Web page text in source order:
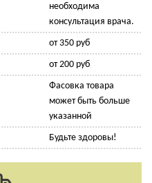
необходима
консультация врача.
от 350 руб
от 200 руб
Фасовка товара
может быть больше
указанной
Будьте здоровы!